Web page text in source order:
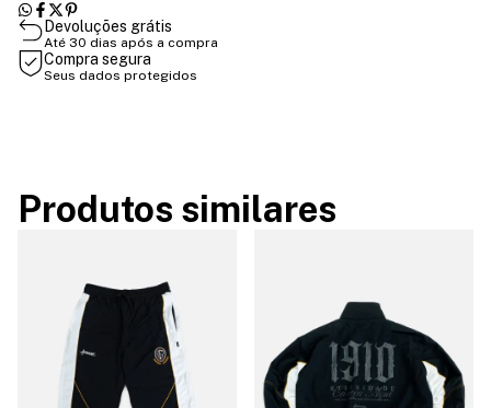
Devoluções grátis
Até 30 dias após a compra
Compra segura
Seus dados protegidos
Produtos similares